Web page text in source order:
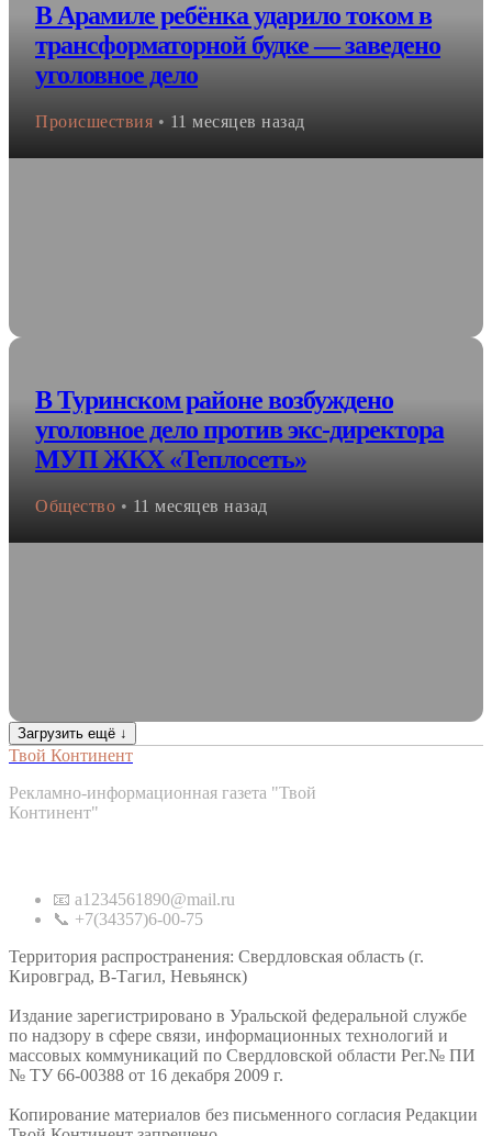
В Арамиле ребёнка ударило током в
трансформаторной будке — заведено
уголовное дело
Происшествия • 11 месяцев назад
В Туринском районе возбуждено
уголовное дело против экс-директора
МУП ЖКХ «Теплосеть»
Общество • 11 месяцев назад
Загрузить ещё ↓
Твой Континент
Рекламно-информационная газета "Твой
Континент"
📧 a1234561890@mail.ru
📞 +7(34357)6-00-75
Территория распространения: Свердловская область (г.
Кировград, В-Тагил, Невьянск)
Издание зарегистрировано в Уральской федеральной службе
по надзору в сфере связи, информационных технологий и
массовых коммуникаций по Свердловской области Рег.№ ПИ
№ ТУ 66-00388 от 16 декабря 2009 г.
Копирование материалов без письменного согласия Редакции